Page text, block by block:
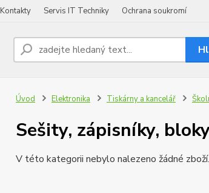
Kontakty Servis IT Techniky Ochrana soukromí
Úvod Elektronika Tiskárny a kancelář
Sešity, zápisníky,
V této kategorii nebylo nalezeno žádné zboží.